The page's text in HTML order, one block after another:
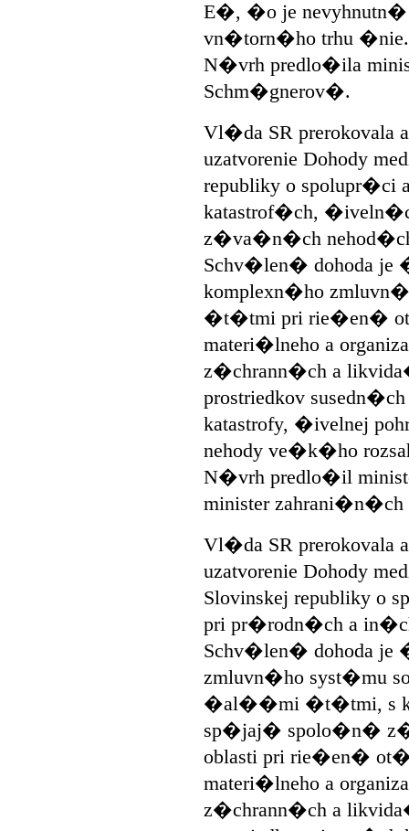
E�, �o je nevyhnutn�
vn�torn�ho trhu �nie.
N�vrh predlo�ila
Schm�gnerov�.
Vl�da SR prerokovala
uzatvorenie Dohody
republiky o spolupr�ci
katastrof�ch,
z�va�n�ch
Schv�len� dohoda
komplexn�ho
�t�tmi pri rie�en�
materi�lneho a
z�chrann�ch a
prostriedkov
katastrofy, �ivelnej
nehody ve�k�ho
N�vrh predlo�il
minister zahrani�n�ch
Vl�da SR prerokovala
uzatvorenie Dohody
Slovinskej republiky o
pri pr�rodn�ch a
Schv�len� dohoda
zmluvn�ho syst�mu
�al��mi �t�tmi, s
sp�jaj� spolo�n�
oblasti pri rie�en�
materi�lneho a
z�chrann�ch a